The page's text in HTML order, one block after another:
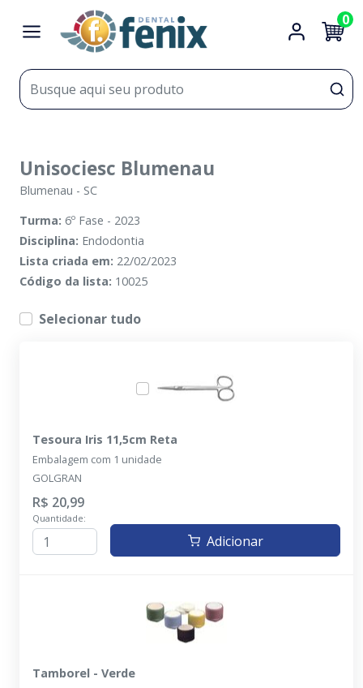
0
Unisociesc Blumenau
Blumenau - SC
Turma: 6º Fase - 2023
Disciplina: Endodontia
Lista criada em: 22/02/2023
Código da lista: 10025
Selecionar tudo
Tesoura Iris 11,5cm Reta
Embalagem com 1 unidade
GOLGRAN
R$ 20,99
Quantidade:
Adicionar
Tamborel - Verde